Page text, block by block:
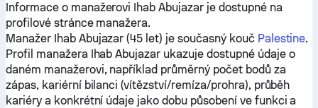
Informace o manažerovi Ihab Abujazar je dostupné na
profilové stránce manažera.
Manažer Ihab Abujazar (45 let) je současný kouč Palestine.
Profil manažera Ihab Abujazar ukazuje dostupné údaje o
daném manažerovi, například průměrný počet bodů za
zápas, kariérní bilanci (vítězství/remíza/prohra), průběh
kariéry a konkrétní údaje jako dobu působení ve funkci a